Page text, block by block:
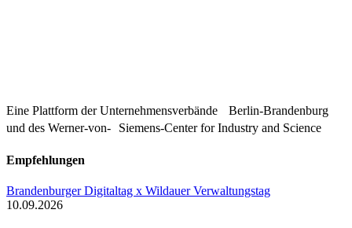
Eine Plattform derUnternehmensverbände Berlin-Brandenburg
und des Werner-von- Siemens-Center for Industry and Science
Empfehlungen
Brandenburger Digitaltag x Wildauer Verwaltungstag
10.09.2026